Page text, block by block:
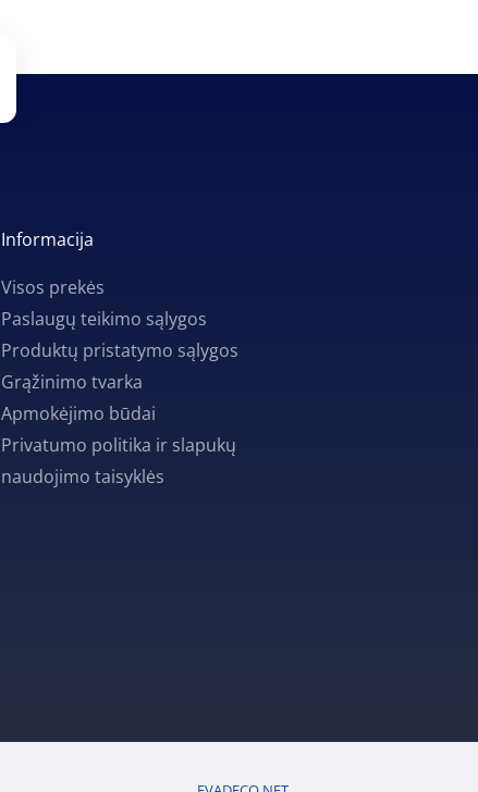
Informacija
Visos prekės
Paslaugų teikimo sąlygos
Produktų pristatymo sąlygos
Grąžinimo tvarka
Apmokėjimo būdai
Privatumo politika ir slapukų
naudojimo taisyklės